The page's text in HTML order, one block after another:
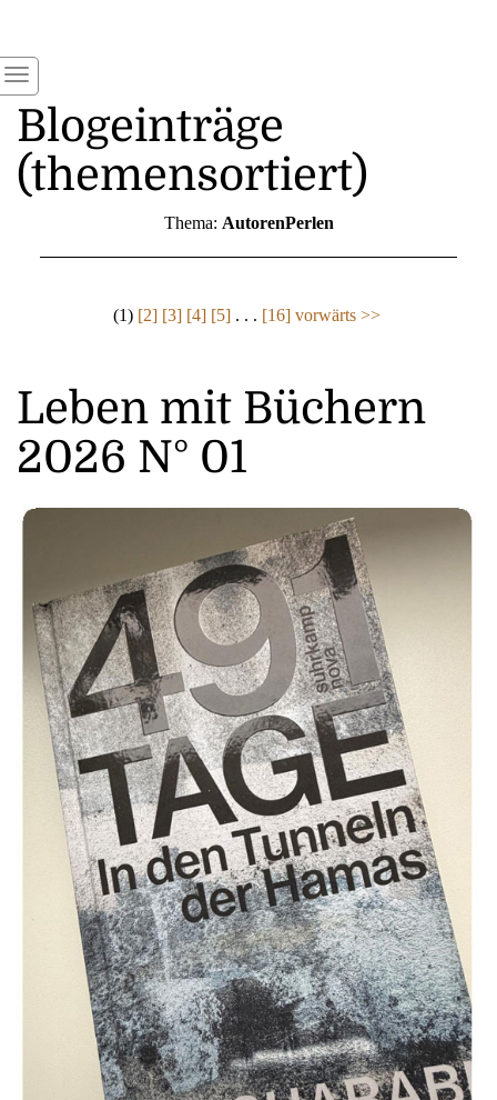
Blogeinträge
(themensortiert)
Thema: AutorenPerlen
(1) [2] [3] [4] [5] . . . [16] vorwärts >>
Leben mit Büchern
2026 N° 01